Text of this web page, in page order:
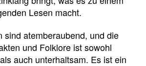
Lesen macht.
sind atemberaubend, und die
und Folklore ist sowohl
auch unterhaltsam. Es ist ein